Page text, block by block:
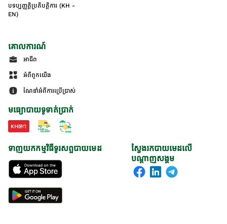
បទប្បញ្ញត្តិប្រតិបត្តិការ (KH -
EN)
គោលការណ៍
អាជីព
អំពីពួកយើង
ណែនាំអំពីការប្រើប្រាស់
មធ្យោបាយទូទាត់ប្រាក់
ស្វែងរកបាយមេដលើ
បណ្តាញសង្គម
ទាញយកកម្មវិធីទូរសព្ទបាយមេដ